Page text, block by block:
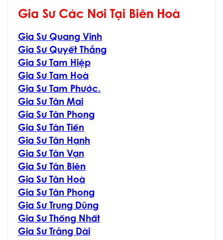
Gia Sư Các Nơi Tại Biên Hoà
Gia Sư Quang Vinh
Gia Sư Quyết Thắng
Gia Sư Tam Hiệp
Gia Sư Tam Hoà
Gia Sư Tam Phước.
Gia Sư Tân Mai
Gia Sư Tân Phong
Gia Sư Tân Tiến
Gia Sư Tân Hạnh
Gia Sư Tân Vạn
Gia Sư Tân Biên
Gia Sư Tân Hoà
Gia Sư Tân Phong
Gia Sư Trung Dũng
Gia Sư Thống Nhất
Gia Sư Trảng Dài